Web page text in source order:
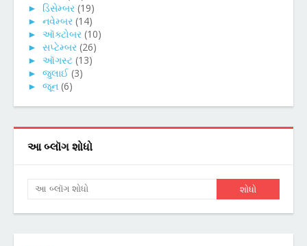
► ડિસેમ્બર (19)
► નવેમ્બર (14)
► ઑક્ટોબર (10)
► સપ્ટેમ્બર (26)
► ઑગસ્ટ (13)
► જુલાઈ (3)
► જૂન (6)
આ બ્લૉગ શોધો